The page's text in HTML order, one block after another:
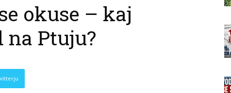
okuse – kaj
Ptuju?